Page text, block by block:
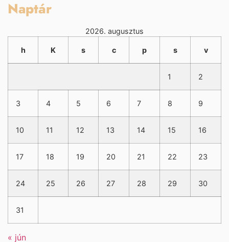
Naptár
2026. augusztus
h K s c p s v
1 2
3 4 5 6 7 8 9
10 11 12 13 14 15 16
17 18 19 20 21 22 23
24 25 26 27 28 29 30
31
« jún